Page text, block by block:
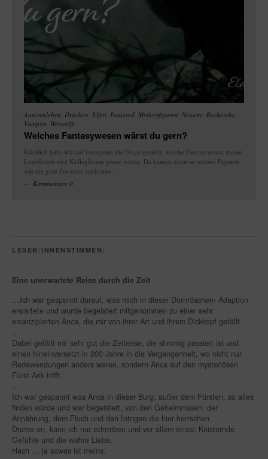
Autorenleben Drachen Elfen Featured Mythenfiguren Neueste Recherche
Vampire Werwölfe
Welches Fantasywesen wärst du gern?
Kürzlich habe ich auf Instagram die Frage gestellt, welche Fantasywesen meine
LeserInnen und KollegInnen gerne wären. Da kamen dann so schöne Figuren
wie die gute Fee oder auch eine...
Kommentare 0
LESER:INNENSTIMMEN:
Eine unerwartete Reise durch die Zeit
…Ich war gespannt darauf, was mich in dieser Dornröschen- Adaption
erwartete und wurde begeistert mitgenommen zu einer sehr
emanzipierten Anca, die mir von ihrer Art und ihrem Dickkopf gefällt.
…
Dabei gefällt mir sehr gut die Zeitreise, die stimmig passiert ist und
einen hineinversetzt in 200 Jahre in die Vergangenheit, wo nicht nur
Redewendungen anders waren, sondern Anca auf den mysteriösen
Fürst Arik trifft.
…
Ich war gespannt was Anca in dieser Burg, außer dem Fürsten, so alles
finden würde und war begeistert, von den Geheimnissen, der
Annährung, dem Fluch und den Intrigen die hier herrschen.
Drama on, kann ich nur schreiben und vor allem eines: Knisternde
Gefühle und die wahre Liebe.
Hach … ja sowas ist meins.